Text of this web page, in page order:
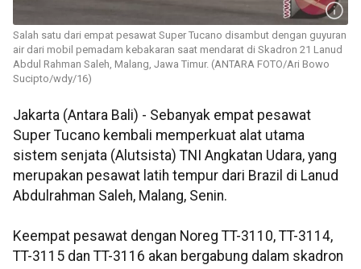
Salah satu dari empat pesawat Super Tucano disambut dengan guyuran
air dari mobil pemadam kebakaran saat mendarat di Skadron 21 Lanud
Abdul Rahman Saleh, Malang, Jawa Timur. (ANTARA FOTO/Ari Bowo
Sucipto/wdy/16)
Jakarta (Antara Bali) - Sebanyak empat pesawat
Super Tucano kembali memperkuat alat utama
sistem senjata (Alutsista) TNI Angkatan Udara, yang
merupakan pesawat latih tempur dari Brazil di Lanud
Abdulrahman Saleh, Malang, Senin.
Keempat pesawat dengan Noreg TT-3110, TT-3114,
TT-3115 dan TT-3116 akan bergabung dalam skadron